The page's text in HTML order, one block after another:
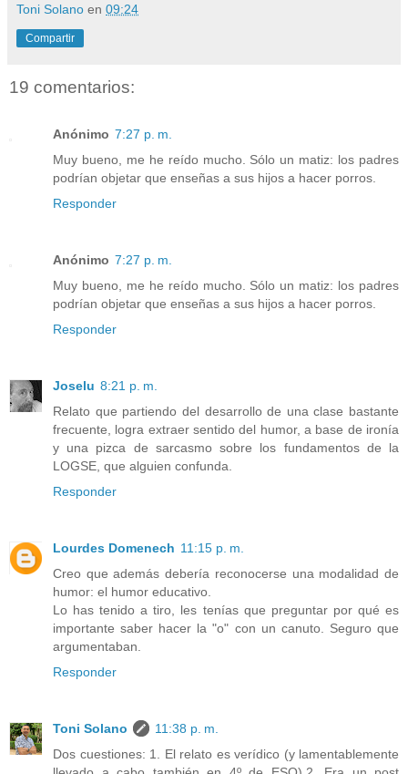
Toni Solano en 09:24
Compartir
19 comentarios:
Anónimo 7:27 p. m.
Muy bueno, me he reído mucho. Sólo un matiz: los padres
podrían objetar que enseñas a sus hijos a hacer porros.
Responder
Anónimo 7:27 p. m.
Muy bueno, me he reído mucho. Sólo un matiz: los padres
podrían objetar que enseñas a sus hijos a hacer porros.
Responder
Joselu 8:21 p. m.
Relato que partiendo del desarrollo de una clase bastante
frecuente, logra extraer sentido del humor, a base de ironía
y una pizca de sarcasmo sobre los fundamentos de la
LOGSE, que alguien confunda.
Responder
Lourdes Domenech 11:15 p. m.
Creo que además debería reconocerse una modalidad de
humor: el humor educativo.
Lo has tenido a tiro, les tenías que preguntar por qué es
importante saber hacer la "o" con un canuto. Seguro que
argumentaban.
Responder
Toni Solano
11:38 p. m.
Dos cuestiones: 1. El relato es verídico (y lamentablemente